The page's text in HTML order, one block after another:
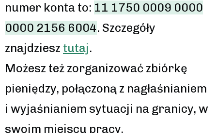
numer konta to: 11 1750 0009 0000
0000 2156 6004. Szczegóły
znajdziesz tutaj.
Możesz też zorganizować zbiórkę
pieniędzy, połączoną z nagłaśnianiem
i wyjaśnianiem sytuacji na granicy, w
swoim miejscu pracy,